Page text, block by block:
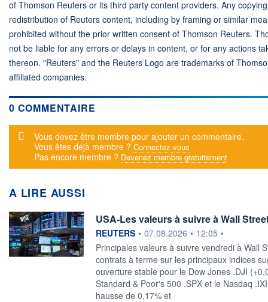
of Thomson Reuters or its third party content providers. Any
redistribution of Reuters content, including by framing or similar
prohibited without the prior written consent of Thomson Reuters.
not be liable for any errors or delays in content, or for any actions
thereon. "Reuters" and the Reuters Logo are trademarks of
affiliated companies.
0 COMMENTAIRE
Message d'alerte
Vous devez être membre pour ajouter un commentaire.
Vous êtes déjà membre ? Connectez-vous
Pas encore membre ? Devenez membre gratuitement
A LIRE AUSSI
USA-Les valeurs à suivre à Wall
information fournie par
REUTERS • 07.08.2026 • 12:05 •
Principales valeurs à suivre vendredi à Wall
contrats à terme sur les principaux indices
ouverture stable pour le Dow Jones .DJI
Standard & Poor's 500 .SPX et le Nasdaq
hausse de 0,17% et